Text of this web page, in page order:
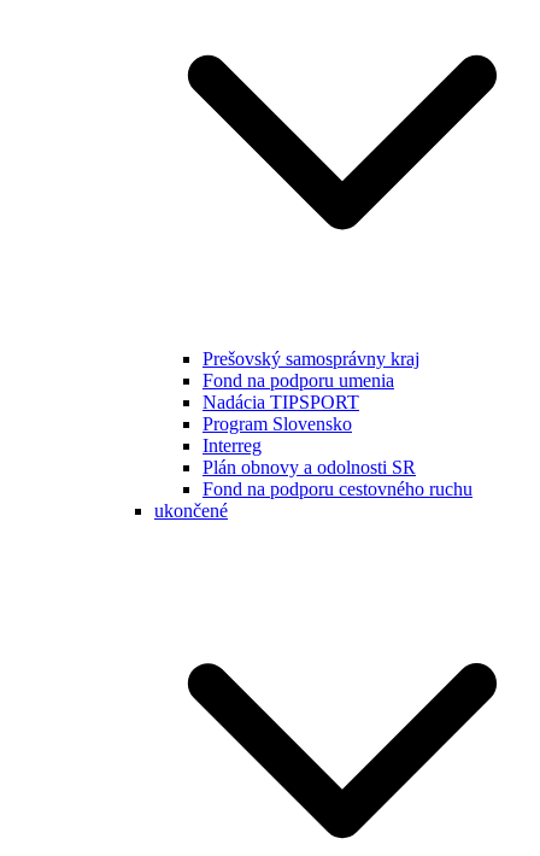
Prešovský samosprávny kraj
Fond na podporu umenia
Nadácia TIPSPORT
Program Slovensko
Interreg
Plán obnovy a odolnosti SR
Fond na podporu cestovného ruchu
ukončené